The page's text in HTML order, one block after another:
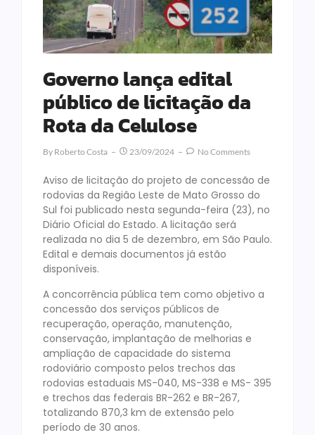
Governo lança edital
público de licitação da
Rota da Celulose
By Roberto Costa 23/09/2024 No Comments
Aviso de licitação do projeto de concessão de
rodovias da Região Leste de Mato Grosso do
Sul foi publicado nesta segunda-feira (23), no
Diário Oficial do Estado. A licitação será
realizada no dia 5 de dezembro, em São Paulo.
Edital e demais documentos já estão
disponíveis.
A concorrência pública tem como objetivo a
concessão dos serviços públicos de
recuperação, operação, manutenção,
conservação, implantação de melhorias e
ampliação de capacidade do sistema
rodoviário composto pelos trechos das
rodovias estaduais MS-040, MS-338 e MS- 395
e trechos das federais BR-262 e BR-267,
totalizando 870,3 km de extensão pelo
período de 30 anos.